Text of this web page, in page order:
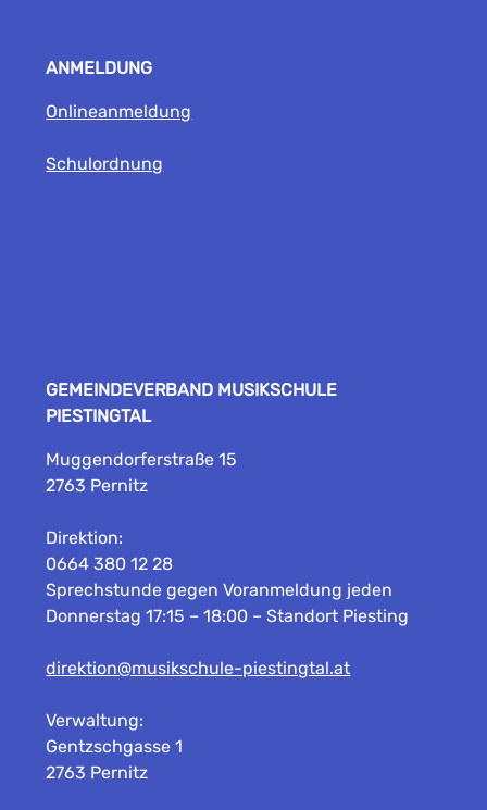
ANMELDUNG
Onlineanmeldung
Schulordnung
GEMEINDEVERBAND MUSIKSCHULE
PIESTINGTAL
Muggendorferstraße 15
2763 Pernitz
Direktion:
0664 380 12 28
Sprechstunde gegen Voranmeldung jeden
Donnerstag 17:15 – 18:00 – Standort Piesting
direktion@musikschule-piestingtal.at
Verwaltung:
Gentzschgasse 1
2763 Pernitz